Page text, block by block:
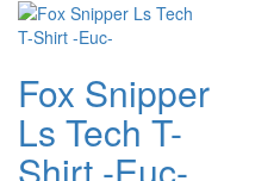
Fox Snipper
Ls Tech T-